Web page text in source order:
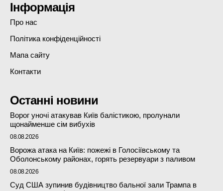
Інформація
Про нас
Політика конфіденційності
Мапа сайту
Контакти
Останні новини
Ворог уночі атакував Київ балістикою, пролунали
щонайменше сім вибухів
08.08.2026
Ворожа атака на Київ: пожежі в Голосіївському та
Оболонському районах, горять резервуари з паливом
08.08.2026
Суд США зупинив будівництво бальної зали Трампа в